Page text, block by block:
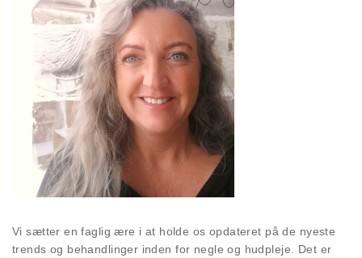
Vi sætter en faglig ære i at holde os opdateret på de nyeste
trends og behandlinger inden for negle og hudpleje. Det er